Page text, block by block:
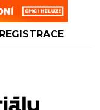
REGISTRACE